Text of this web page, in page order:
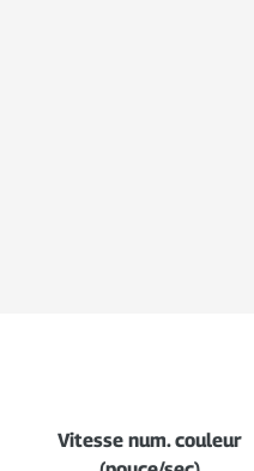
Vitesse num. couleur